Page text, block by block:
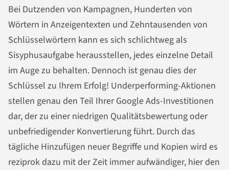
Bei Dutzenden von Kampagnen, Hunderten von
Wörtern in Anzeigentexten und Zehntausenden von
Schlüsselwörtern kann es sich schlichtweg als
Sisyphusaufgabe herausstellen, jedes einzelne Detail
im Auge zu behalten. Dennoch ist genau dies der
Schlüssel zu Ihrem Erfolg! Underperforming-Aktionen
stellen genau den Teil Ihrer Google Ads-Investitionen
dar, der zu einer niedrigen Qualitätsbewertung oder
unbefriedigender Konvertierung führt. Durch das
tägliche Hinzufügen neuer Begriffe und Kopien wird es
reziprok dazu mit der Zeit immer aufwändiger, hier den